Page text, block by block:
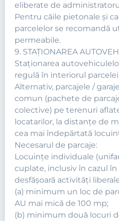
eliberate de
Pentru căile pietonale şi
parcelelor se recomandă
permeabile.
9. STAŢIONAREA
Staţionarea
regulă în interiorul
Alternativ, parcajele /
comun (pachete de
colective) pe terenuri
locatarilor, la distanţe de
cea mai îndepărtată
Necesarul de parcaje:
Locuinţe individuale
cuplate, inclusiv în cazul
desfăşoară activităţi
(a) minimum un loc de
AU mai mică de 100 mp;
(b) minimum două locuri